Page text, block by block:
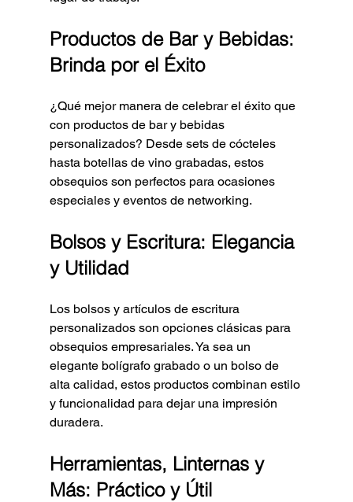
Productos de Bar y Bebidas:
Brinda por el Éxito
¿Qué mejor manera de celebrar el éxito que
con productos de bar y bebidas
personalizados? Desde sets de cócteles
hasta botellas de vino grabadas, estos
obsequios son perfectos para ocasiones
especiales y eventos de networking.
Bolsos y Escritura: Elegancia
y Utilidad
Los bolsos y artículos de escritura
personalizados son opciones clásicas para
obsequios empresariales. Ya sea un
elegante bolígrafo grabado o un bolso de
alta calidad, estos productos combinan estilo
y funcionalidad para dejar una impresión
duradera.
Herramientas, Linternas y
Más: Práctico y Útil